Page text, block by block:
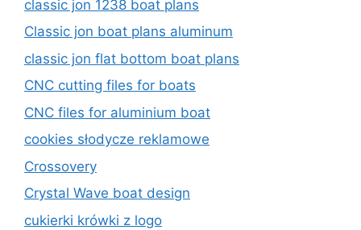
classic jon 1238 boat plans
Classic jon boat plans aluminum
classic jon flat bottom boat plans
CNC cutting files for boats
CNC files for aluminium boat
cookies słodycze reklamowe
Crossovery
Crystal Wave boat design
cukierki krówki z logo